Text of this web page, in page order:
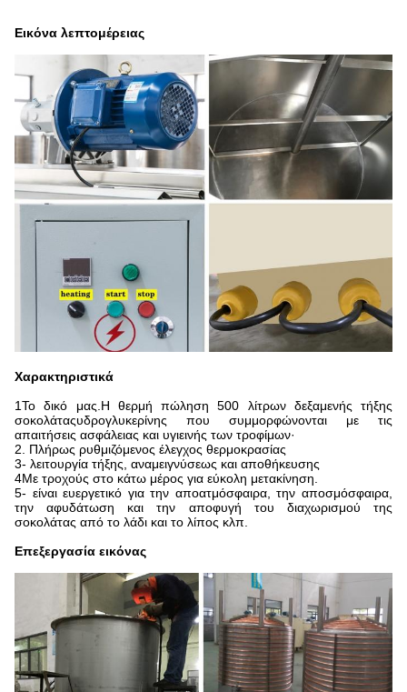
Εικόνα λεπτομέρειας
Χαρακτηριστικά
1Το δικό μας. Η θερμή πώληση 500 λίτρων δεξαμενής τήξης
σοκολάταςυδρογλυκερίνης που συμμορφώνονται με τις
απαιτήσεις ασφάλειας και υγιεινής των τροφίμων·
2. Πλήρως ρυθμιζόμενος έλεγχος θερμοκρασίας
3- λειτουργία τήξης, αναμειγνύσεως και αποθήκευσης
4Με τροχούς στο κάτω μέρος για εύκολη μετακίνηση.
5- είναι ευεργετικό για την αποατμόσφαιρα, την αποσμόσφαιρα,
την αφυδάτωση και την αποφυγή του διαχωρισμού της
σοκολάτας από το λάδι και το λίπος κλπ.
Επεξεργασία εικόνας